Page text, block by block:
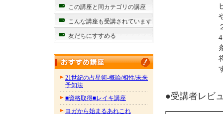
この講座と同カテゴリの講座
こんな講座も受講されています
友だちにすすめる
21世紀の占星術-概論/相性/未来
予知法
■資格取得■レイキ講座
ヨガから始まるあれこれ
●受講者レビ